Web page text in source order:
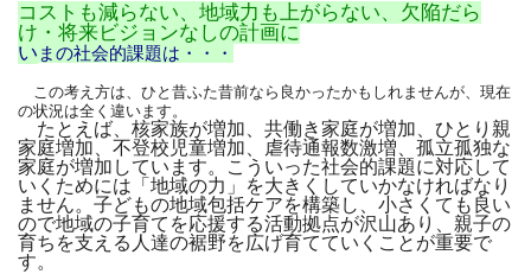
コストも減らない、地域力も上がらない、欠陥だら
け・将来ビジョンなしの計画に
い まの社会的課題は・・・
この考え方は、ひと昔ふた昔前なら良かったかもしれませんが、現在
の状況は全く違います。
たとえば、核家族が増加、共働き家庭が増加、ひとり親
家庭増加、不登校児童増加、虐待通報数激増、孤立孤独な
家庭が増加しています。こういった社会的課題に対応して
いくためには「地域の力」を大きくしていかなければなり
ません。子どもの地域包括ケアを構築し、小さくても良い
ので地域の子育てを応援する活動拠点が沢山あり、親子の
育ちを支える人達の裾野を広げ育てていくことが重要で
す。